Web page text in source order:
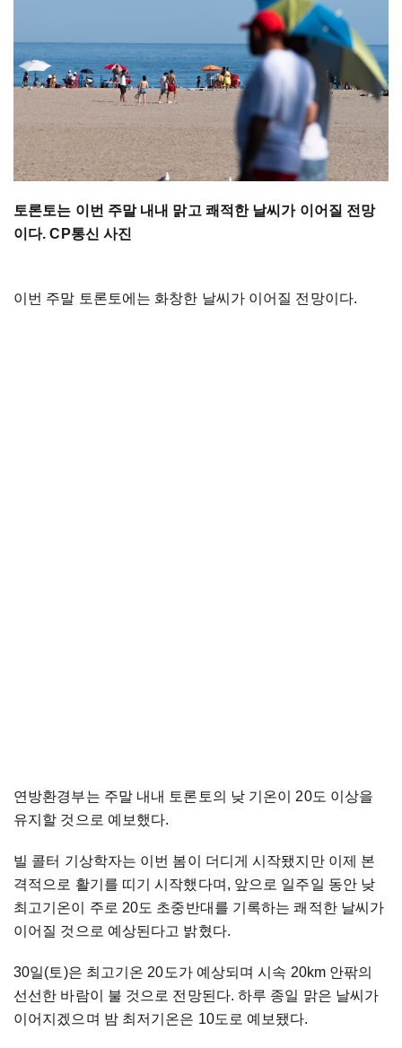
토론토는 이번 주말 내내 맑고 쾌적한 날씨가 이어질 전망
이다. CP통신 사진
이번 주말 토론토에는 화창한 날씨가 이어질 전망이다.
연방환경부는 주말 내내 토론토의 낮 기온이 20도 이상을
유지할 것으로 예보했다.
빌 콜터 기상학자는 이번 봄이 더디게 시작됐지만 이제 본
격적으로 활기를 띠기 시작했다며, 앞으로 일주일 동안 낮
최고기온이 주로 20도 초중반대를 기록하는 쾌적한 날씨가
이어질 것으로 예상된다고 밝혔다.
30일(토)은 최고기온 20도가 예상되며 시속 20km 안팎의
선선한 바람이 불 것으로 전망된다. 하루 종일 맑은 날씨가
이어지겠으며 밤 최저기온은 10도로 예보됐다.